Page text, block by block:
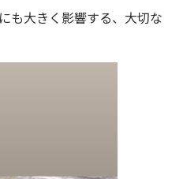
も大きく影響する、大切な